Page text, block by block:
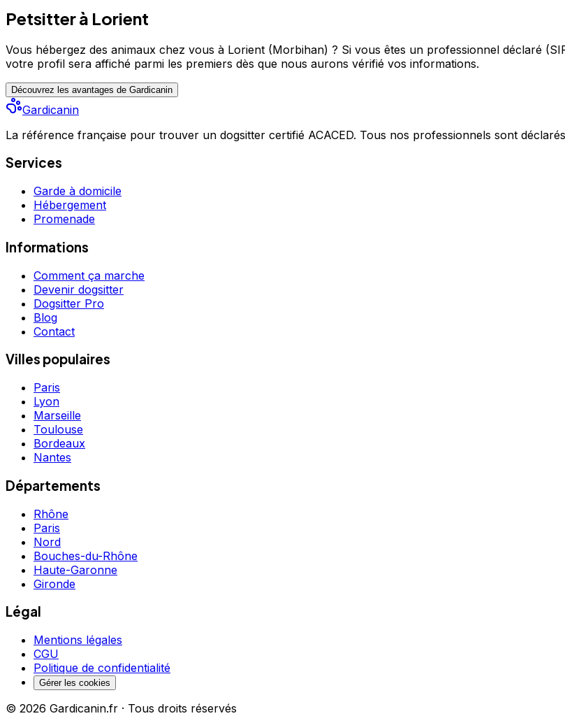
Petsitter à Lorient
Vous hébergez des animaux chez vous à Lorient (Morbihan) ? Si vous êtes un professionnel déclaré
votre profil sera affiché parmi les premiers dès que nous aurons vérifié vos informations.
Découvrez les avantages de Gardicanin
Gardicanin
La référence française pour trouver un dogsitter certifié ACACED. Tous nos professionnels sont
Services
Garde à domicile
Hébergement
Promenade
Informations
Comment ça marche
Devenir dogsitter
Dogsitter Pro
Blog
Contact
Villes populaires
Paris
Lyon
Marseille
Toulouse
Bordeaux
Nantes
Départements
Rhône
Paris
Nord
Bouches-du-Rhône
Haute-Garonne
Gironde
Légal
Mentions légales
CGU
Politique de confidentialité
Gérer les cookies
© 2026 Gardicanin.fr · Tous droits réservés